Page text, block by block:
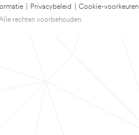
Privacybeleid
Cookie-voorkeuren
rechten voorbehouden.